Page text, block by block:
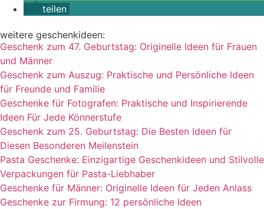
teilen
weitere geschenkideen:
Geschenk zum 47. Geburtstag: Originelle Ideen für Frauen
und Männer
Geschenk zum Auszug: Praktische und Persönliche Ideen
für Freunde und Familie
Geschenke für Fotografen: Praktische und Inspirierende
Ideen Für Jede Könnerstufe
Geschenk zum 25. Geburtstag: Die Besten Ideen für
Diesen Besonderen Meilenstein
Pasta Geschenke: Einzigartige Geschenkideen und Stilvolle
Verpackungen für Pasta-Liebhaber
Geschenke für Männer: Originelle Ideen für Jeden Anlass
Geschenke zur Firmung: 12 persönliche Ideen